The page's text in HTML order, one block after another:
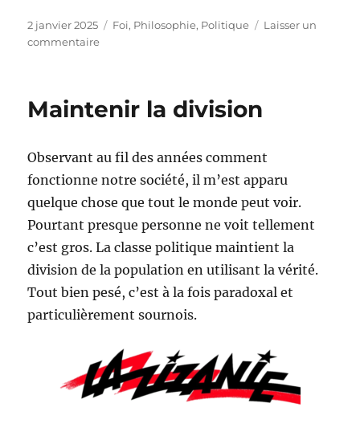
Publié
le
2 janvier 2025 Catégories
Foi, Philosophie, Politique
Laisser un
commentairesur
Profonde
Maintenir la division
Observant au fil des années comment
fonctionne notre société, il m’est apparu
quelque chose que tout le monde peut voir.
Pourtant presque personne ne voit tellement
c’est gros. La classe politique maintient la
division de la population en utilisant la vérité.
Tout bien pesé, c’est à la fois paradoxal et
particulièrement sournois.